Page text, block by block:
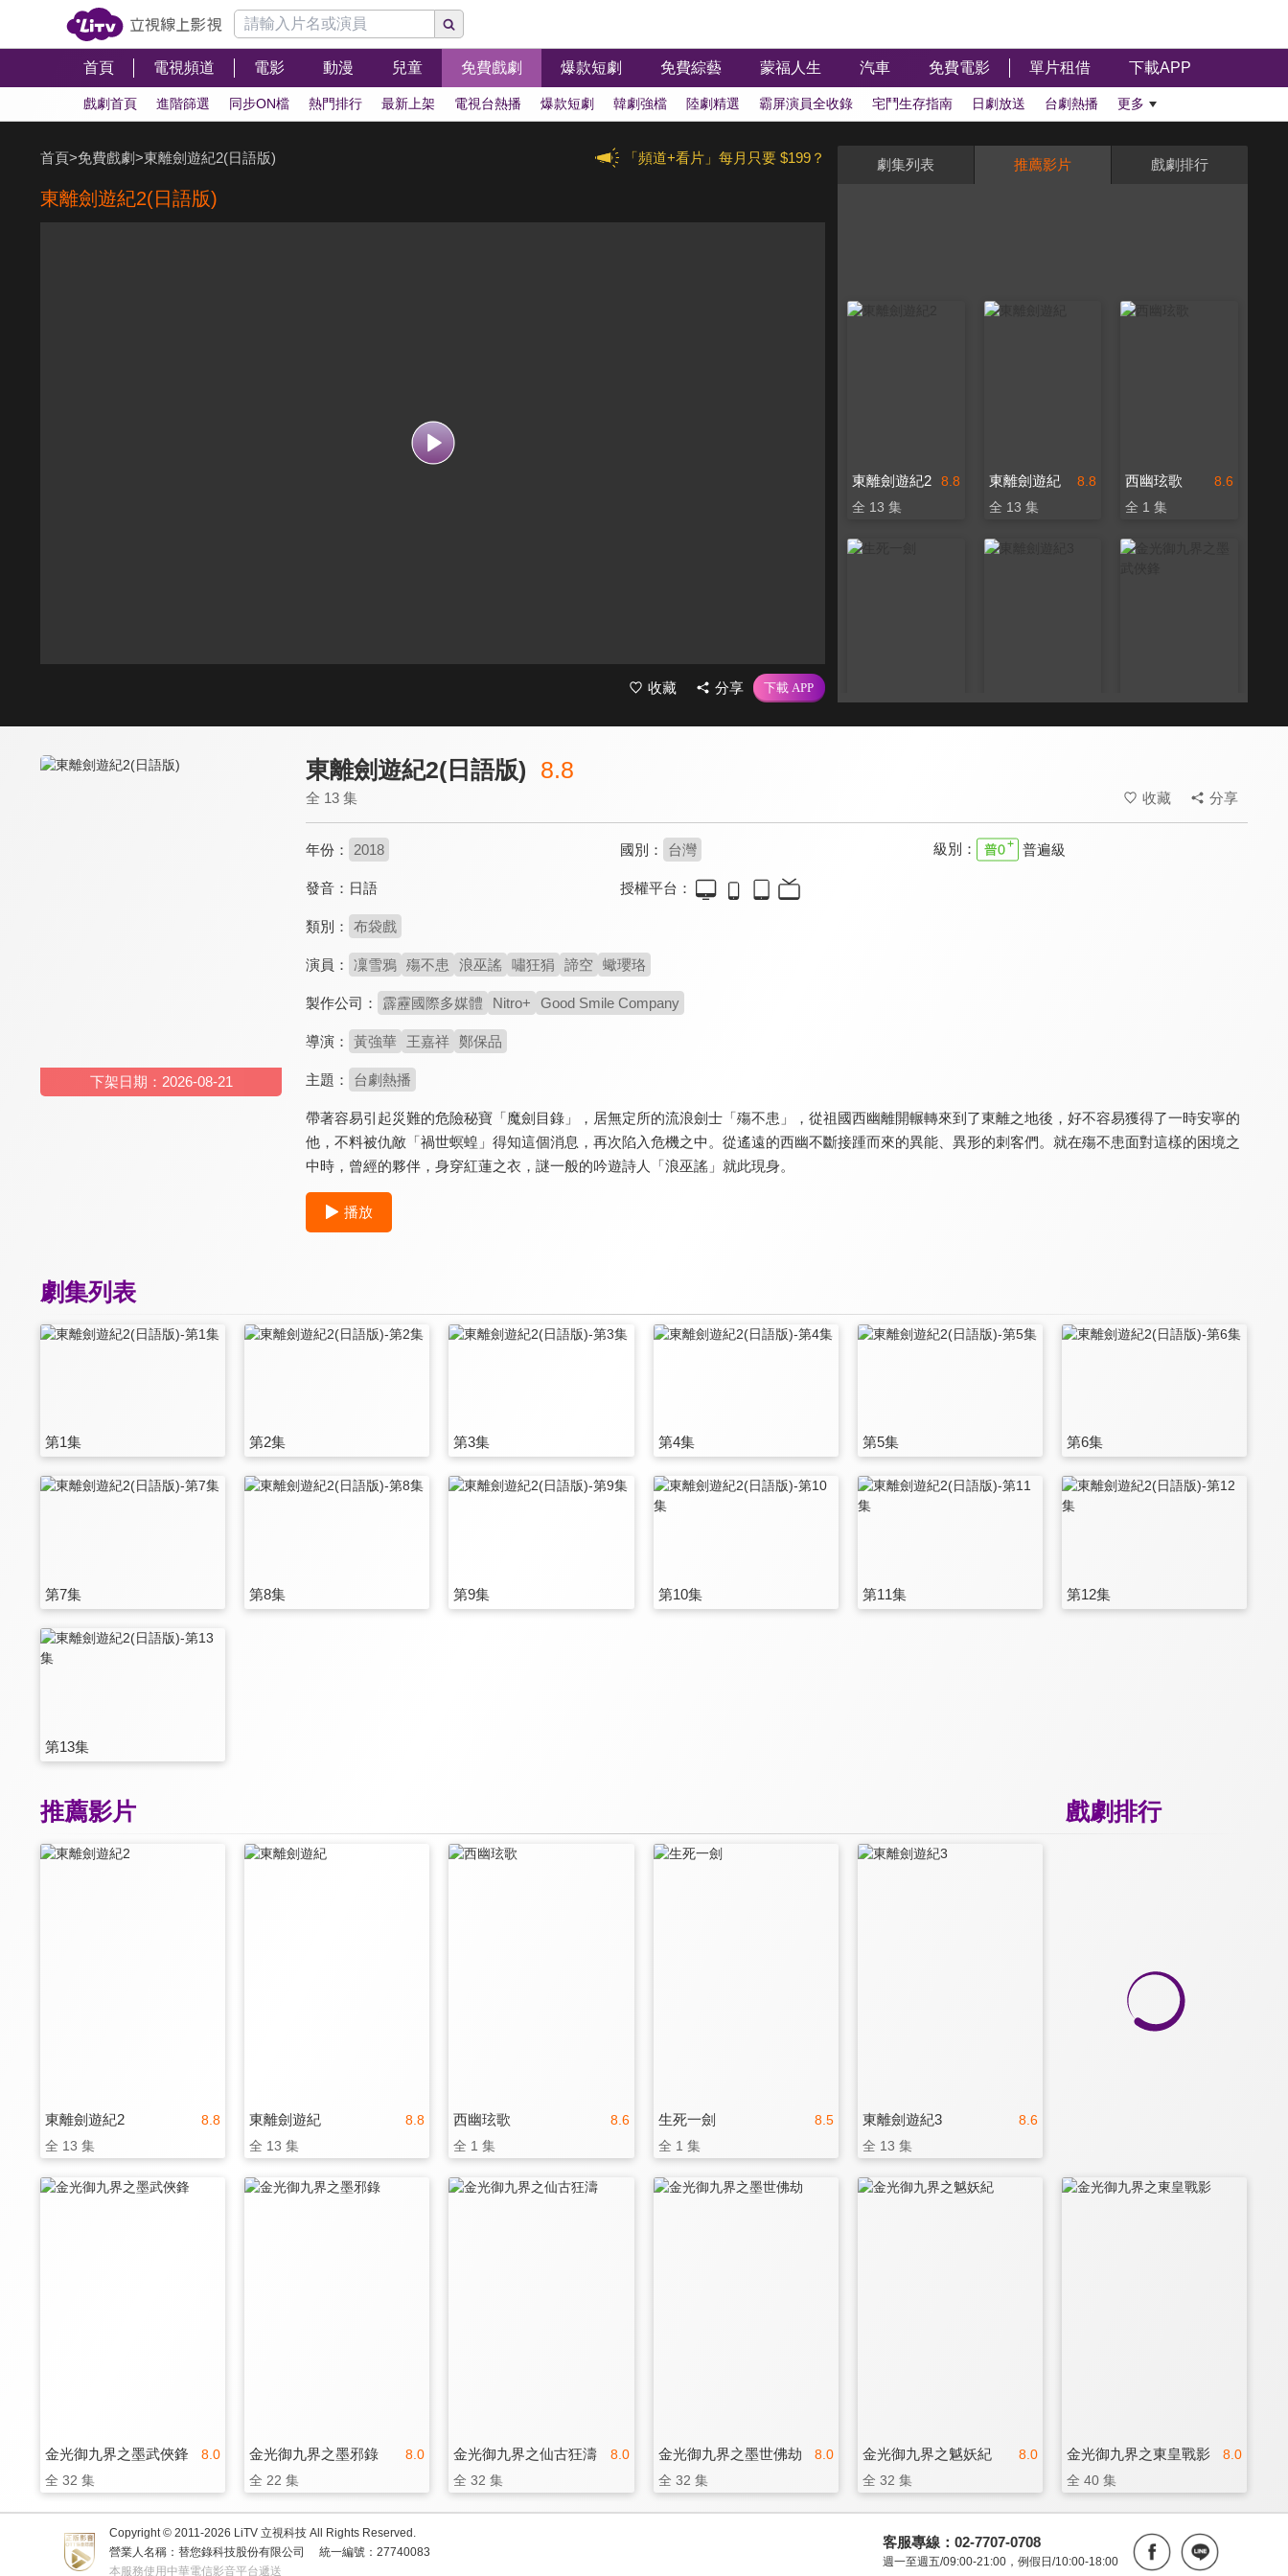
首頁 電視頻道 電影 動漫 兒童 免費戲劇 爆款短劇 免費綜藝 蒙福人生 汽車 免費電影 單片租借 下載APP
戲劇首頁 進階篩選 同步ON檔 熱門排行 最新上架 電視台熱播 爆款短劇 韓劇強檔 陸劇精選 霸屏演員全收錄 宅鬥生存指南 日劇放送 台劇熱播 更多
「頻道+看片」每月只要 $199？
首頁>免費戲劇>東離劍遊紀2(日語版)
東離劍遊紀2(日語版)
收藏 分享
劇集列表 推薦影片 戲劇排行
8.8
東離劍遊紀2
全 13 集
8.8
東離劍遊紀
全 13 集
8.6
西幽玹歌
全 1 集
下架日期：2026-08-21
東離劍遊紀2(日語版) 8.8
全 13 集 收藏 分享
年份： 2018 國別： 台灣 級別： 普遍級
發音： 日語 授權平台：
類別： 布袋戲
演員： 凜雪鴉 殤不患 浪巫謠 嘯狂狷 諦空 蠍瓔珞
製作公司： 霹靂國際多媒體 Nitro+ Good Smile Company
導演： 黃強華 王嘉祥 鄭保品
主題： 台劇熱播
帶著容易引起災難的危險秘寶「魔劍目錄」，居無定所的流浪劍士「殤不患」，從祖國西幽離開輾轉來到了東離之地後，好不容易獲得了一時安寧的
他，不料被仇敵「禍世螟蝗」得知這個消息，再次陷入危機之中。從遙遠的西幽不斷接踵而來的異能、異形的刺客們。就在殤不患面對這樣的困境之
中時，曾經的夥伴，身穿紅蓮之衣，謎一般的吟遊詩人「浪巫謠」就此現身。
播放
劇集列表
第1集 第2集 第3集 第4集 第5集 第6集
第7集 第8集 第9集 第10集 第11集 第12集
第13集
戲劇排行
推薦影片
8.8
東離劍遊紀2
全 13 集
8.8
東離劍遊紀
全 13 集
8.6
西幽玹歌
全 1 集
8.5
生死一劍
全 1 集
8.6
東離劍遊紀3
全 13 集
8.0
金光御九界之墨武俠鋒
全 32 集
8.0
金光御九界之墨邪錄
全 22 集
8.0
金光御九界之仙古狂濤
全 32 集
8.0
金光御九界之墨世佛劫
全 32 集
8.0
金光御九界之魆妖紀
全 32 集
8.0
金光御九界之東皇戰影
全 40 集
Copyright © 2011-2026 LiTV 立視科技 All Rights Reserved.
營業人名稱：替您錄科技股份有限公司
統一編號：27740083
本服務使用中華電信影音平台遞送
客服專線：02-7707-0708
週一至週五/09:00-21:00，例假日/10:00-18:00